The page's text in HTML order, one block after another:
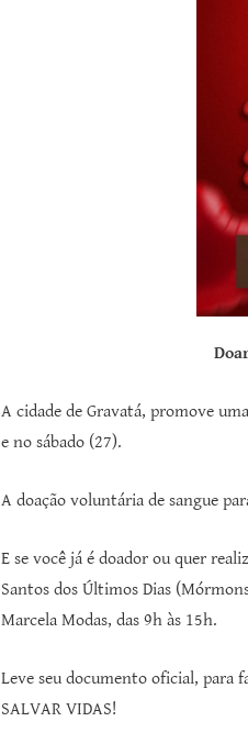
A cidade de Gravatá, promove
e no sábado (27).
A doação voluntária de sangue
E se você já é doador ou quer
Santos dos Últimos Dias
Marcela Modas, das 9h às 15h.
Leve seu documento oficial, para
SALVAR VIDAS!